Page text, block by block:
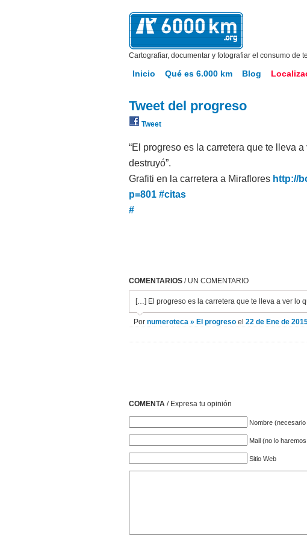
Cartografiar, documentar y fotografiar el consumo de
Inicio Qué es 6.000 km Blog
Tweet del progreso
Tweet
“El progreso es la carretera que te lleva
destruyó”.
Grafiti en la carretera a Miraflores http://
p=801 #citas
#
COMENTARIOS / UN COMENTARIO
[…] El progreso es la carretera que te lleva a ver lo
Por numeroteca » El progreso el 22 de Ene de
COMENTA / Expresa tu opinión
Nombre
Mail (no lo
Sitio Web